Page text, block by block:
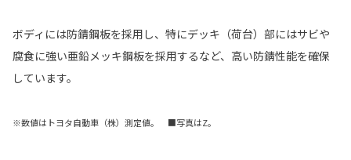
ボディには防錆鋼板を採用し、特にデッキ（荷台）部にはサビや
腐食に強い亜鉛メッキ鋼板を採用するなど、高い防錆性能を確保
しています。
※数値はトヨタ自動車（株）測定値。 ■写真はZ。